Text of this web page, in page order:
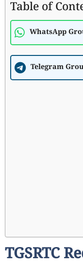
Table of
WhatsApp
Telegram
TGSRTC